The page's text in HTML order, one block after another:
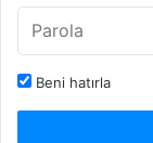
Beni hatırla